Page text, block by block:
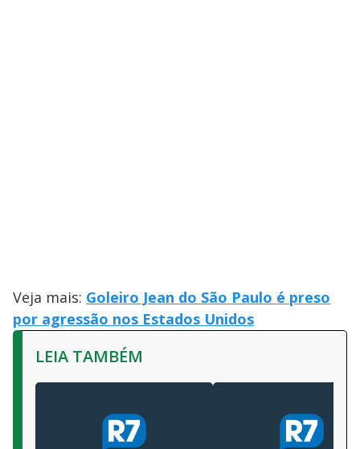
Veja mais: Goleiro Jean do São Paulo é preso
por agressão nos Estados Unidos
LEIA TAMBÉM